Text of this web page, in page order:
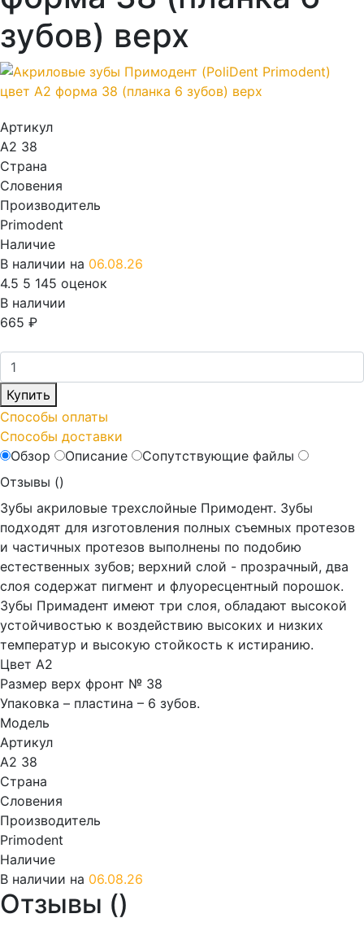
зубов) верх
Артикул
А2 38
Страна
Словения
Производитель
Primodent
Наличие
В наличии на 06.08.26
4.5 5 145 оценок
В наличии
665 ₽
Купить
Способы оплаты
Способы доставки
Обзор
Описание
Сопутствующие файлы
Отзывы ()
Зубы акриловые трехслойные Примодент. Зубы
подходят для изготовления полных съемных протезов
и частичных протезов выполнены по подобию
естественных зубов; верхний слой - прозрачный, два
слоя содержат пигмент и флуоресцентный порошок.
Зубы Примадент имеют три слоя, обладают высокой
устойчивостью к воздействию высоких и низких
температур и высокую стойкость к истиранию.
Цвет А2
Размер верх фронт № 38
Упаковка – пластина – 6 зубов.
Модель
Артикул
А2 38
Страна
Словения
Производитель
Primodent
Наличие
В наличии на 06.08.26
Отзывы ()